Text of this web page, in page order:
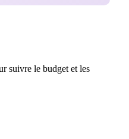
suivre le budget et les